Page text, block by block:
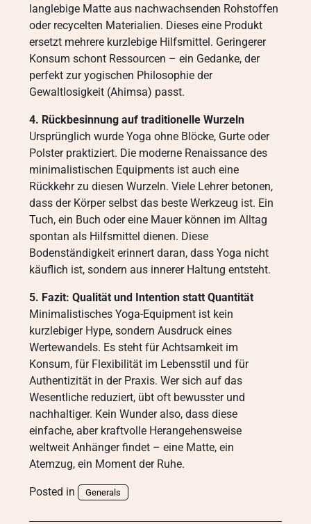
langlebige Matte aus nachwachsenden Rohstoffen
oder recycelten Materialien. Dieses eine Produkt
ersetzt mehrere kurzlebige Hilfsmittel. Geringerer
Konsum schont Ressourcen – ein Gedanke, der
perfekt zur yogischen Philosophie der
Gewaltlosigkeit (Ahimsa) passt.
4. Rückbesinnung auf traditionelle Wurzeln
Ursprünglich wurde Yoga ohne Blöcke, Gurte oder
Polster praktiziert. Die moderne Renaissance des
minimalistischen Equipments ist auch eine
Rückkehr zu diesen Wurzeln. Viele Lehrer betonen,
dass der Körper selbst das beste Werkzeug ist. Ein
Tuch, ein Buch oder eine Mauer können im Alltag
spontan als Hilfsmittel dienen. Diese
Bodenständigkeit erinnert daran, dass Yoga nicht
käuflich ist, sondern aus innerer Haltung entsteht.
5. Fazit: Qualität und Intention statt Quantität
Minimalistisches Yoga-Equipment ist kein
kurzlebiger Hype, sondern Ausdruck eines
Wertewandels. Es steht für Achtsamkeit im
Konsum, für Flexibilität im Lebensstil und für
Authentizität in der Praxis. Wer sich auf das
Wesentliche reduziert, übt oft bewusster und
nachhaltiger. Kein Wunder also, dass diese
einfache, aber kraftvolle Herangehensweise
weltweit Anhänger findet – eine Matte, ein
Atemzug, ein Moment der Ruhe.
Posted in Generals